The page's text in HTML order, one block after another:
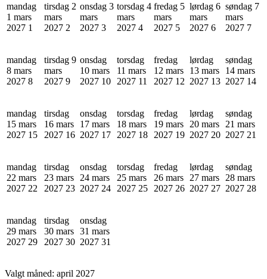
mandag
1 mars
2027 1
tirsdag 2
mars
2027 2
onsdag 3
mars
2027 3
torsdag 4
mars
2027 4
fredag 5
mars
2027 5
lørdag 6
mars
2027 6
søndag 7
mars
2027 7
mandag
8 mars
2027 8
tirsdag 9
mars
2027 9
onsdag
10 mars
2027 10
torsdag
11 mars
2027 11
fredag
12 mars
2027 12
lørdag
13 mars
2027 13
søndag
14 mars
2027 14
mandag
15 mars
2027 15
tirsdag
16 mars
2027 16
onsdag
17 mars
2027 17
torsdag
18 mars
2027 18
fredag
19 mars
2027 19
lørdag
20 mars
2027 20
søndag
21 mars
2027 21
mandag
22 mars
2027 22
tirsdag
23 mars
2027 23
onsdag
24 mars
2027 24
torsdag
25 mars
2027 25
fredag
26 mars
2027 26
lørdag
27 mars
2027 27
søndag
28 mars
2027 28
mandag
29 mars
2027 29
tirsdag
30 mars
2027 30
onsdag
31 mars
2027 31
Valgt måned: april 2027